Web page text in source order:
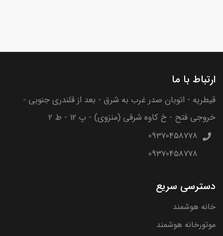
ارتباط با ما
قیطریه - اتوبان صدر غرب به شرق - بعد از قلندری جنوبی -
خروجی فتح - خ کاوه شرقی (منزوی) - پ 12 - ط 2
09370458778
09370458778
دسترسی سریع
خانه هوشمند
موتورخانه هوشمند